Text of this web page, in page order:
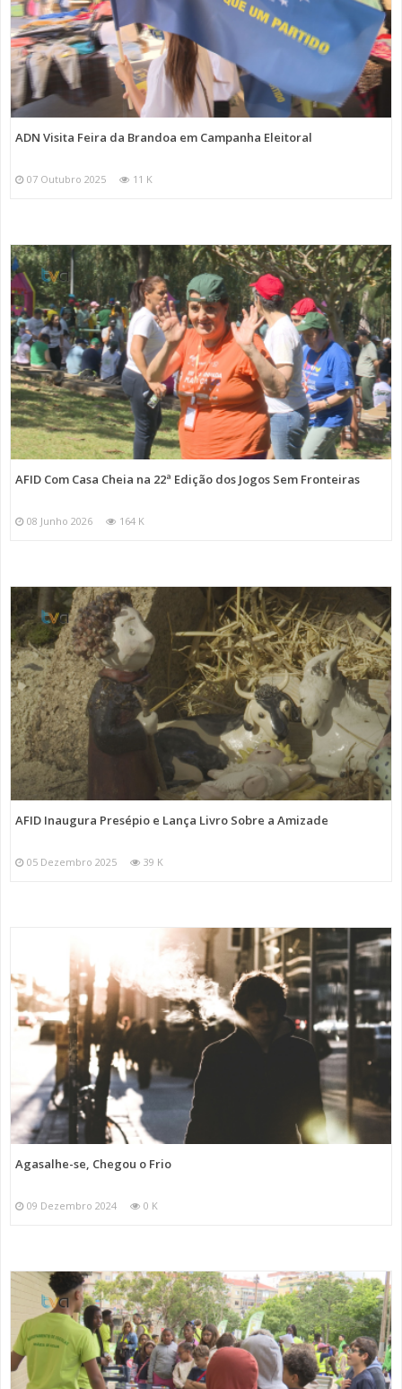
ADN Visita Feira da Brandoa em Campanha Eleitoral
07 Outubro 2025 11 K
AFID Com Casa Cheia na 22ª Edição dos Jogos Sem Fronteiras
08 Junho 2026 164 K
AFID Inaugura Presépio e Lança Livro Sobre a Amizade
05 Dezembro 2025 39 K
Agasalhe-se, Chegou o Frio
09 Dezembro 2024 0 K